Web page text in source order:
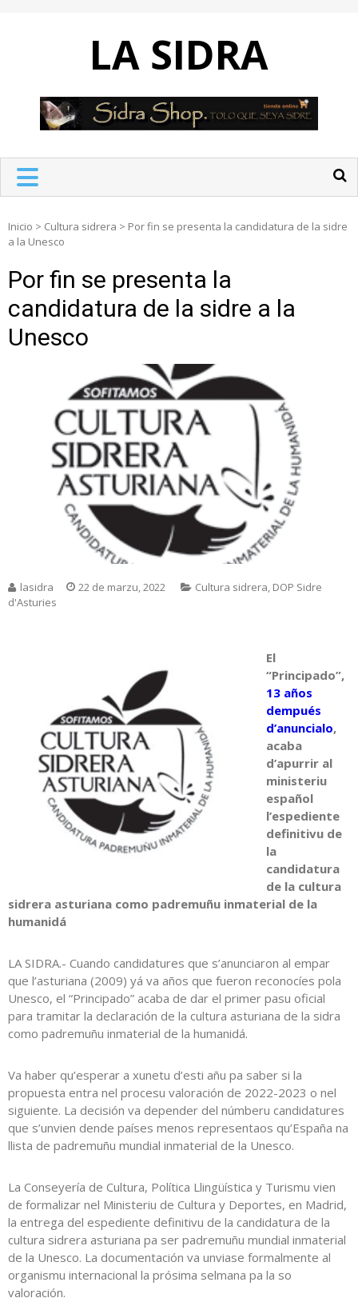
LA SIDRA
Inicio > Cultura sidrera > Por fin se presenta la candidatura de la sidre
a la Unesco
Por fin se presenta la
candidatura de la sidre a la
Unesco
lasidra 22 de marzu, 2022 Cultura sidrera, DOP Sidre
d'Asturies
El
“Principado”,
13 años
dempués
d’anuncialo,
acaba
d’apurrir al
ministeriu
español
l’espediente
definitivu de
la
candidatura
de la cultura
sidrera asturiana como padremuñu inmaterial de la
humanidá
LA SIDRA.- Cuando candidatures que s’anunciaron al empar
que l’asturiana (2009) yá va años que fueron reconocíes pola
Unesco, el “Principado” acaba de dar el primer pasu oficial
para tramitar la declaración de la cultura asturiana de la sidra
como padremuñu inmaterial de la humanidá.
Va haber qu’esperar a xunetu d’esti añu pa saber si la
propuesta entra nel procesu valoración de 2022-2023 o nel
siguiente. La decisión va depender del númberu candidatures
que s’unvien dende países menos representaos qu’España na
llista de padremuñu mundial inmaterial de la Unesco.
La Conseyería de Cultura, Política Llingüística y Turismu vien
de formalizar nel Ministeriu de Cultura y Deportes, en Madrid,
la entrega del espediente definitivu de la candidatura de la
cultura sidrera asturiana pa ser padremuñu mundial inmaterial
de la Unesco. La documentación va unviase formalmente al
organismu internacional la prósima selmana pa la so
valoración.